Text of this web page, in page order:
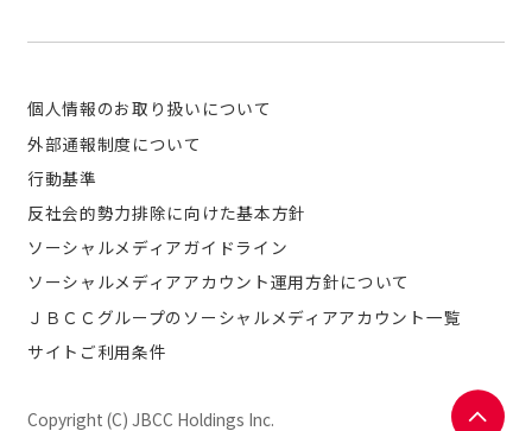
個人情報のお取り扱いについて
外部通報制度について
行動基準
反社会的勢力排除に向けた基本方針
ソーシャルメディアガイドライン
ソーシャルメディアアカウント運用方針について
ＪＢＣＣグループのソーシャルメディアアカウント一覧
サイトご利用条件
Copyright (C) JBCC Holdings Inc.